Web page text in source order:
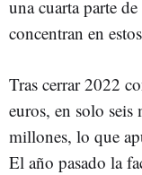
una cuarta parte
concentran en
Tras cerrar 2022
euros, en solo seis
millones, lo que
El año pasado la